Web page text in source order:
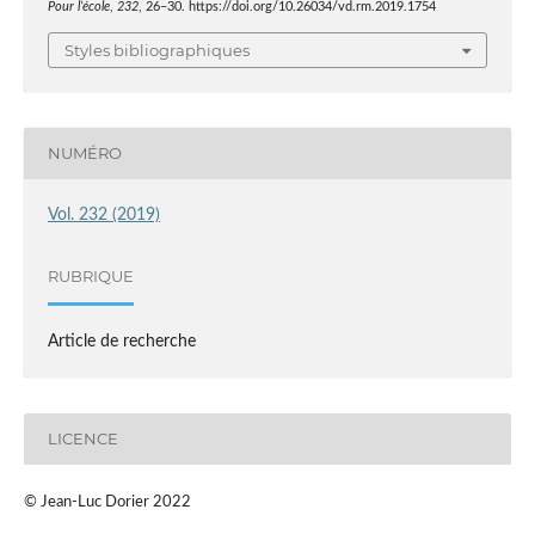
Pour l’école, 232, 26–30. https://doi.org/10.26034/vd.rm.2019.1754
Styles bibliographiques
NUMÉRO
Vol. 232 (2019)
RUBRIQUE
Article de recherche
LICENCE
© Jean-Luc Dorier 2022